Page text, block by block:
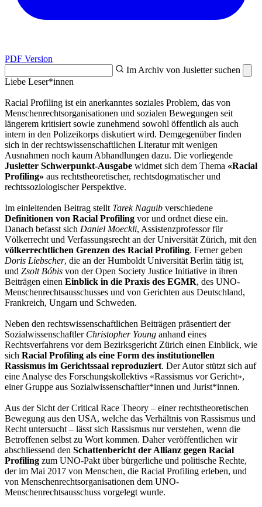
PDF Version
Im Archiv von Jusletter suchen
Liebe Leser*innen
Racial Profiling ist ein anerkanntes soziales Problem, das von
Menschenrechtsorganisationen und sozialen Bewegungen seit
längerem kritisiert sowie zunehmend sowohl öffentlich als auch
intern in den Polizeikorps diskutiert wird. Demgegenüber finden
sich in der rechtswissenschaftlichen Literatur mit wenigen
Ausnahmen noch kaum Abhandlungen dazu. Die vorliegende
Jusletter Schwerpunkt-Ausgabe widmet sich dem Thema «Racial
Profiling» aus rechtstheoretischer, rechtsdogmatischer und
rechtssoziologischer Perspektive.
Im einleitenden Beitrag stellt Tarek Naguib verschiedene
Definitionen von Racial Profiling vor und ordnet diese ein.
Danach befasst sich Daniel Moeckli, Assistenzprofessor für
Völkerrecht und Verfassungsrecht an der Universität Zürich, mit den
völkerrechtlichen Grenzen des Racial Profiling. Ferner geben
Doris Liebscher, die an der Humboldt Universität Berlin tätig ist,
und Zsolt Bóbis von der Open Society Justice Initiative in ihren
Beiträgen einen Einblick in die Praxis des EGMR, des UNO-
Menschenrechtsausschusses und von Gerichten aus Deutschland,
Frankreich, Ungarn und Schweden.
Neben den rechtswissenschaftlichen Beiträgen präsentiert der
Sozialwissenschaftler Christopher Young anhand eines
Rechtsverfahrens vor dem Bezirksgericht Zürich einen Einblick, wie
sich Racial Profiling als eine Form des institutionellen
Rassismus im Gerichtssaal reproduziert. Der Autor stützt sich auf
eine Analyse des Forschungskollektivs «Rassismus vor Gericht»,
einer Gruppe aus Sozialwissenschaftler*innen und Jurist*innen.
Aus der Sicht der Critical Race Theory – einer rechtstheoretischen
Bewegung aus den USA, welche das Verhältnis von Rassismus und
Recht untersucht – lässt sich Rassismus nur verstehen, wenn die
Betroffenen selbst zu Wort kommen. Daher veröffentlichen wir
abschliessend den Schattenbericht der Allianz gegen Racial
Profiling zum UNO-Pakt über bürgerliche und politische Rechte,
der im Mai 2017 von Menschen, die Racial Profiling erleben, und
von Menschenrechtsorganisationen dem UNO-
Menschenrechtsausschuss vorgelegt wurde.